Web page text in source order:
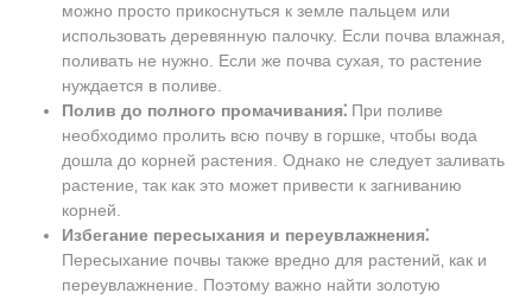
можно просто прикоснуться к земле пальцем или
использовать деревянную палочку. Если почва влажная‚
поливать не нужно. Если же почва сухая‚ то растение
нуждается в поливе.
Полив до полного промачивания⁚ При поливе
необходимо пролить всю почву в горшке‚ чтобы вода
дошла до корней растения. Однако не следует заливать
растение‚ так как это может привести к загниванию
корней.
Избегание пересыхания и переувлажнения⁚
Пересыхание почвы также вредно для растений‚ как и
переувлажнение. Поэтому важно найти золотую